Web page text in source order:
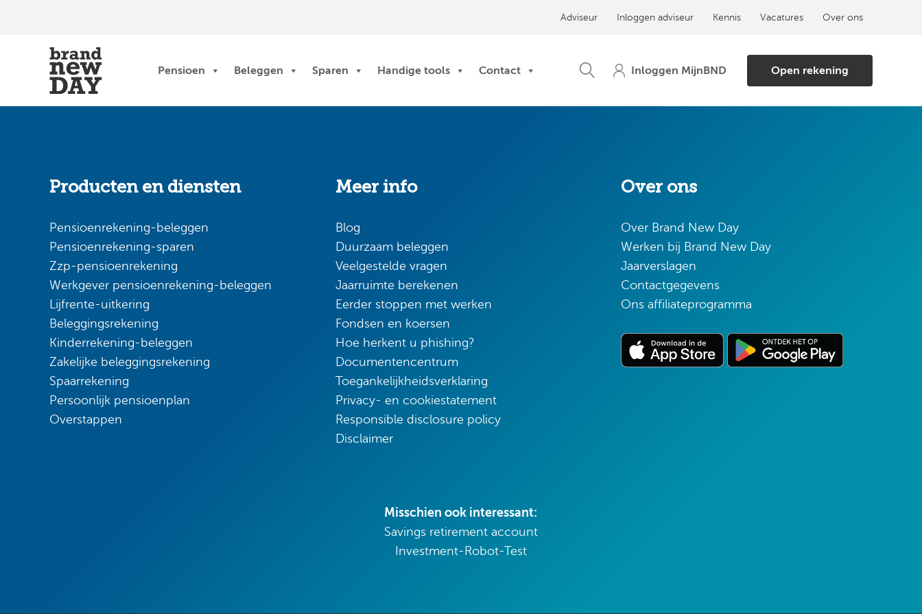
Adviseur Inloggen adviseur Kennis Vacatures Over ons
Pensioen Beleggen Sparen Handige tools Contact Open rekening
Producten en diensten
Pensioenrekening-beleggen
Pensioenrekening-sparen
Zzp-pensioenrekening
Werkgever pensioenrekening-beleggen
Lijfrente-uitkering
Beleggingsrekening
Kinderrekening-beleggen
Zakelijke beleggingsrekening
Spaarrekening
Persoonlijk pensioenplan
Overstappen
Meer info
Blog
Duurzaam beleggen
Veelgestelde vragen
Jaarruimte berekenen
Eerder stoppen met werken
Fondsen en koersen
Hoe herkent u phishing?
Documentencentrum
Toegankelijkheidsverklaring
Privacy- en cookiestatement
Responsible disclosure policy
Disclaimer
Misschien ook interessant:
Savings retirement account
Investment-Robot-Test
Over ons
Over Brand New Day
Werken bij Brand New Day
Jaarverslagen
Contactgegevens
Ons affiliateprogramma